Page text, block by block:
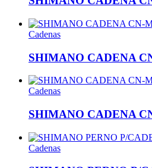
Cadenas
SHIMANO CADENA
Cadenas
SHIMANO CADENA
Cadenas